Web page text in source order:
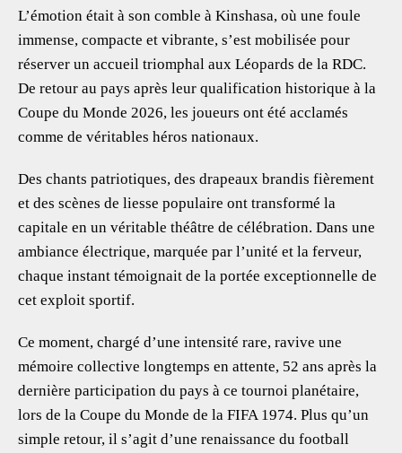
L’émotion était à son comble à Kinshasa, où une foule
immense, compacte et vibrante, s’est mobilisée pour
réserver un accueil triomphal aux Léopards de la RDC.
De retour au pays après leur qualification historique à la
Coupe du Monde 2026, les joueurs ont été acclamés
comme de véritables héros nationaux.
Des chants patriotiques, des drapeaux brandis fièrement
et des scènes de liesse populaire ont transformé la
capitale en un véritable théâtre de célébration. Dans une
ambiance électrique, marquée par l’unité et la ferveur,
chaque instant témoignait de la portée exceptionnelle de
cet exploit sportif.
Ce moment, chargé d’une intensité rare, ravive une
mémoire collective longtemps en attente, 52 ans après la
dernière participation du pays à ce tournoi planétaire,
lors de la Coupe du Monde de la FIFA 1974. Plus qu’un
simple retour, il s’agit d’une renaissance du football